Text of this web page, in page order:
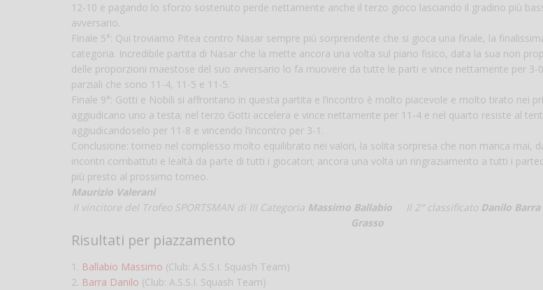
12-10 e pagando lo sforzo sostenuto perde nettamente anche il terzo gioco lasciando il gradino più
avversario.
Finale 5°: Qui troviamo Pitea contro Nasar sempre più sorprendente che si gioca una finale, la
categoria. Incredibile partita di Nasar che la mette ancora una volta sul piano fisico, data la sua non
delle proporzioni maestose del suo avversario lo fa muovere da tutte le parti e vince nettamente per 3-
parziali che sono 11-4, 11-5 e 11-5.
Finale 9°: Gotti e Nobili si affrontano in questa partita e l’incontro è molto piacevole e molto tirato nei
aggiudicano uno a testa; nel terzo Gotti accelera e vince nettamente per 11-4 e nel quarto resiste al
aggiudicandoselo per 11-8 e vincendo l’incontro per 3-1.
Conclusione: torneo nel complesso molto equilibrato nei valori, la solita sorpresa che non manca mai,
incontri combattuti e lealtà da parte di tutti i giocatori; ancora una volta un ringraziamento a tutti i
più presto al prossimo torneo.
Maurizio Valerani
Il vincitore del Trofeo SPORTSMAN di III Categoria Massimo Ballabio Il 2° classificato Danilo Barra
Grasso
Risultati per piazzamento
1. Ballabio Massimo (Club: A.S.S.I. Squash Team)
2. Barra Danilo (Club: A.S.S.I. Squash Team)